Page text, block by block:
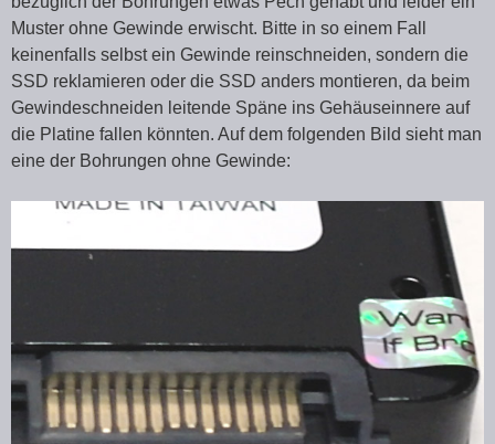
Muster ohne Gewinde erwischt. Bitte in so einem Fall
keinenfalls selbst ein Gewinde reinschneiden, sondern die
SSD reklamieren oder die SSD anders montieren, da beim
Gewindeschneiden leitende Späne ins Gehäuseinnere auf
die Platine fallen könnten. Auf dem folgenden Bild sieht man
eine der Bohrungen ohne Gewinde: